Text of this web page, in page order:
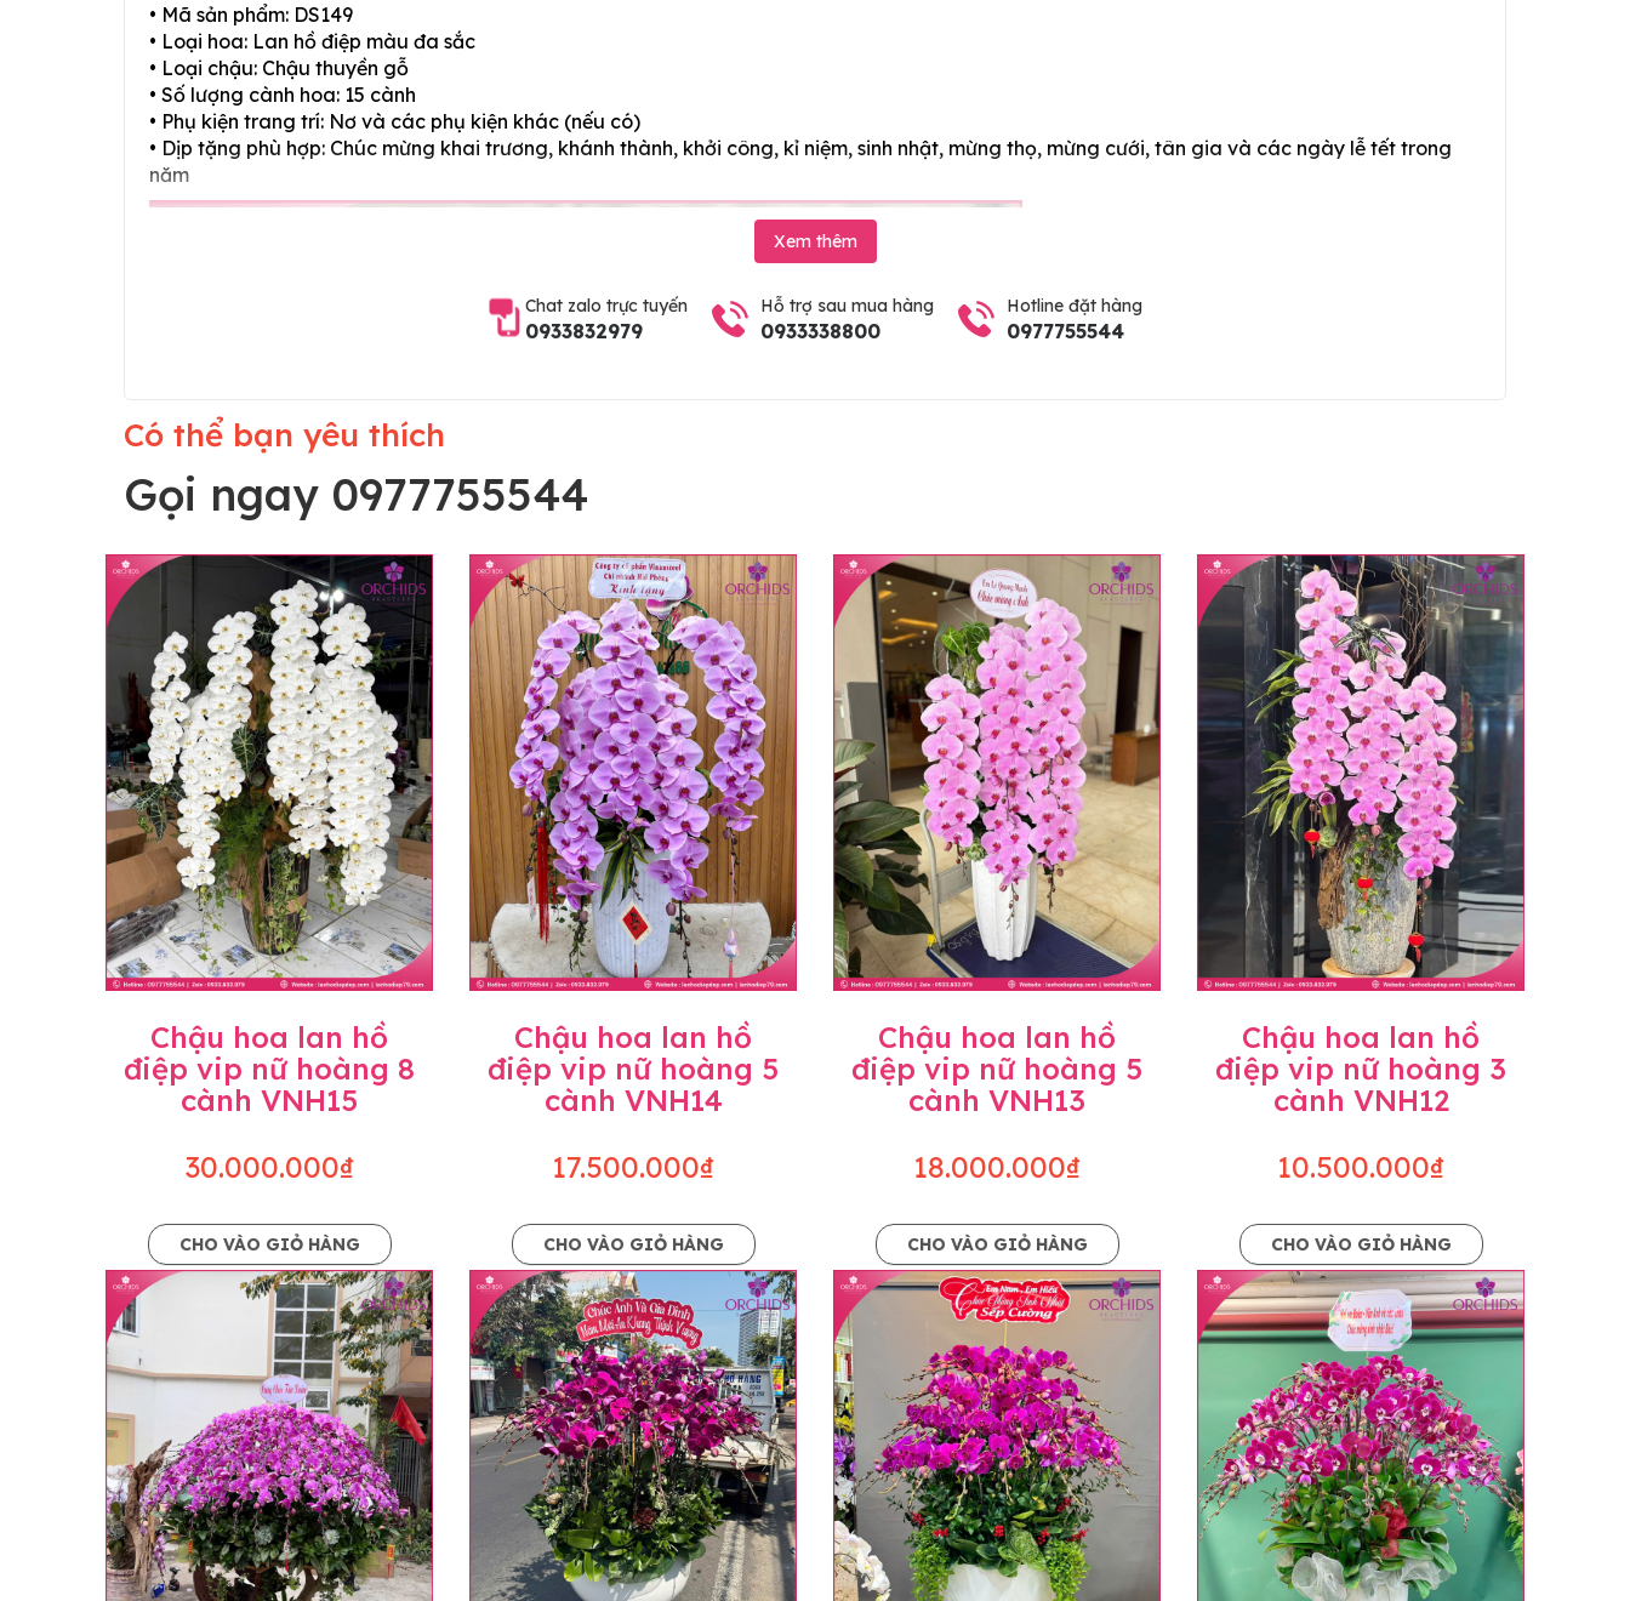
• Mã sản phẩm: DS149
• Loại hoa: Lan hồ điệp màu đa sắc
• Loại chậu: Chậu thuyền gỗ
• Số lượng cành hoa: 15 cành
• Phụ kiện trang trí: Nơ và các phụ kiện khác (nếu có)
• Dịp tặng phù hợp: Chúc mừng khai trương, khánh thành, khởi công, kỉ niệm, sinh nhật, mừng thọ, mừng cưới, tân gia và các ngày lễ tết trong
năm
Lưu ý trước khi đặt hàng
• Về cây hoa: Một chậu hoa lan hồ điệp đẹp và hoàn chỉnh sẽ được phối ghép từ nhiều cây hoa và tạo dáng hoàn toàn thủ công nên có thể sẽ
khác nhau đôi chút giữa sản phẩm thực tế và trên hình. Cây hoa lan còn phụ thuộc theo mùa và điều kiện khách quan, tùy vào thời điểm hoa nở
nhiều, nở ít khi shop có sẵn nên sẽ thay đổi về độ dầy hoa, thưa hoa và cách trang trí.
• Về kiểu dáng & phụ kiện: Beautiful Orchids cam kết sản phẩm được thực hiện dựa trên mẫu đã chọn với mức độ giống mẫu khoảng 80-90%,
nếu có thay đổi về màu sắc hoa và kiểu chậu cũng như phụ kiện trang trí chúng tôi sẽ chủ động liên lạc với khách hàng để thông báo và tư vấn
loại hoa và phụ kiện thay thế, vẫn giữ nguyên mức giá không thay đổi. Trường hợp không đủ thời gian hoặc không liên lạc được với người
Xem thêm
Chat zalo trực tuyến
0933832979
Hỗ trợ sau mua hàng
0933338800
Hotline đặt hàng
0977755544
Có thể bạn yêu thích
Gọi ngay 0977755544
Chậu hoa lan hồ
điệp vip nữ hoàng 8
cành VNH15
30.000.000₫
CHO VÀO GIỎ HÀNG
Chậu hoa lan hồ
điệp vip nữ hoàng 5
cành VNH14
17.500.000₫
CHO VÀO GIỎ HÀNG
Chậu hoa lan hồ
điệp vip nữ hoàng 5
cành VNH13
18.000.000₫
CHO VÀO GIỎ HÀNG
Chậu hoa lan hồ
điệp vip nữ hoàng 3
cành VNH12
10.500.000₫
CHO VÀO GIỎ HÀNG